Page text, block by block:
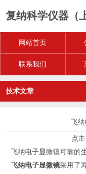
复纳科学仪器（
网站首页
联系我们
技术文章
飞
点
飞纳电子显微镜可靠的
飞纳电子显微镜采用了